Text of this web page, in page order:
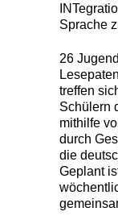
Sprache
26
treffen
Schülern
mithilfe
durch
die
Geplant